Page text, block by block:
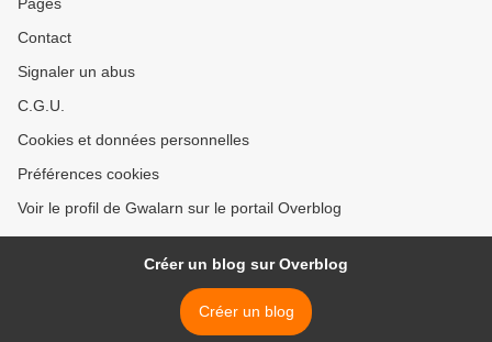
Contact
Signaler un abus
C.G.U.
Cookies et données personnelles
Préférences cookies
Voir le profil de Gwalarn sur le portail Overblog
Créer un blog sur Overblog
Créer un blog